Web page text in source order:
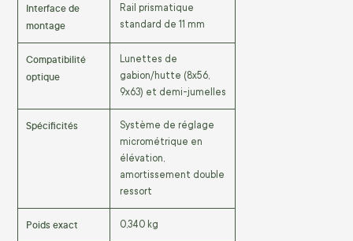
Interface de
montage
Rail prismatique
standard de 11 mm
Compatibilité
optique
Lunettes de
gabion/hutte (8x56,
9x63) et demi-jumelles
Spécificités
Système de réglage
micrométrique en
élévation,
amortissement double
ressort
Poids exact 0,340 kg